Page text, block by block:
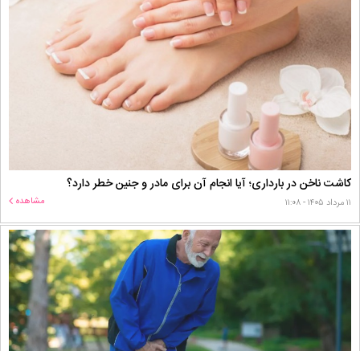
کاشت ناخن در بارداری؛ آیا انجام آن برای مادر و جنین خطر دارد؟
۱۱ مرداد ۱۴۰۵ - ۱۱:۰۸ مشاهده